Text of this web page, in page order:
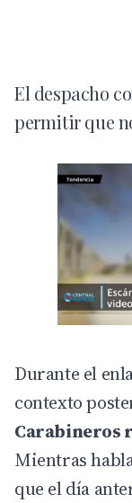
El despacho
permitir que
Durante el
contexto
Carabineros
Mientras
que el día